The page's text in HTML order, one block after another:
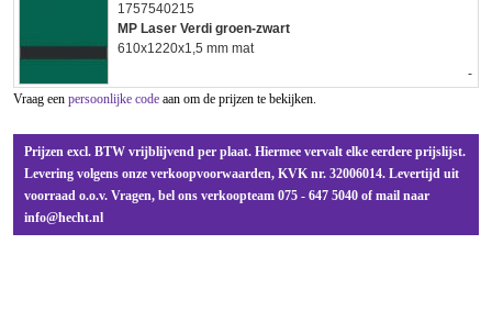
1757540215
MP Laser Verdi groen-zwart
610x1220x1,5 mm mat
-
Vraag een persoonlijke code aan om de prijzen te bekijken.
Prijzen excl. BTW vrijblijvend per plaat. Hiermee vervalt elke eerdere prijslijst.
Levering volgens onze verkoopvoorwaarden, KVK nr. 32006014. Levertijd uit
voorraad o.o.v. Vragen, bel ons verkoopteam 075 - 647 5040 of mail naar
info@hecht.nl